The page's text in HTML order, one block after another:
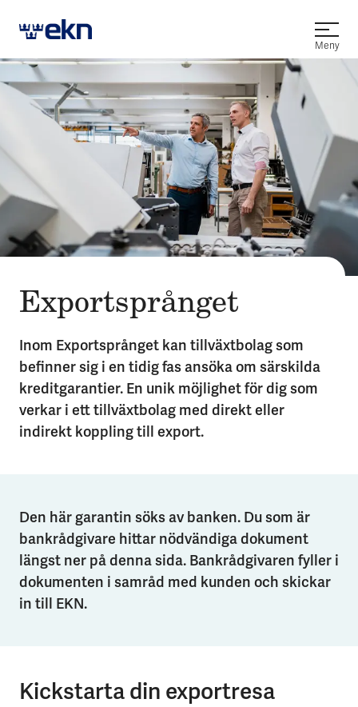
Öppna
Meny
Export­språnget
Inom Exportsprånget kan tillväxtbolag som
befinner sig i en tidig fas ansöka om särskilda
kreditgarantier. En unik möjlighet för dig som
verkar i ett tillväxtbolag med direkt eller
indirekt koppling till export.
Den här garantin söks av banken. Du som är
bankrådgivare hittar nödvändiga dokument
längst ner på denna sida. Bankrådgivaren fyller i
dokumenten i samråd med kunden och skickar
in till EKN.
Kickstarta din exportresa